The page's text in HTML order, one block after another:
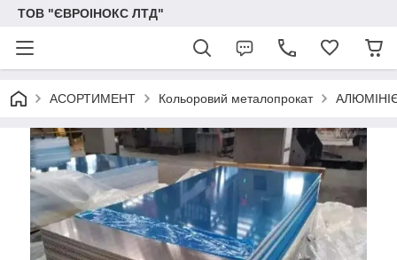
ТОВ "ЄВРОІНОКС ЛТД"
АСОРТИМЕНТ Кольоровий металопрокат